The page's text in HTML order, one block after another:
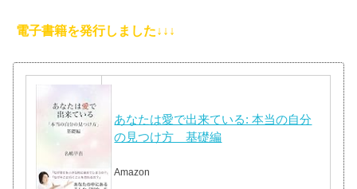
電子書籍を発行しました↓↓↓
あなたは愛で出来ている: 本当の自分
の見つけ方 基礎編
Amazon